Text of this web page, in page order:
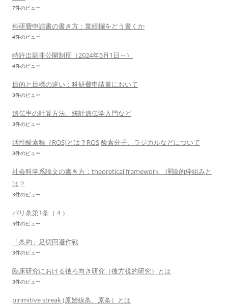
7件のビュー
科研費申請書の書き方：業績欄をどう書くか
4件のビュー
特許出願非公開制度（2024年5月1日～）
4件のビュー
目的と目標の違い：科研費申請書において
3件のビュー
遺伝率の計算方法、統計遺伝学入門など
3件のビュー
活性酸素種（ROS)とは？ROS,酸素分子、ラジカルなどについて
3件のビュー
社会科学系論文の書き方：theoretical framework 理論的枠組みと
は？
3件のビュー
パリ条第1条（４）
3件のビュー
「条約」足切回避作戦
3件のビュー
臨床研究における後ろ向き研究（後方視的研究）とは
3件のビュー
pirimitive streak (原始線条、原条）とは